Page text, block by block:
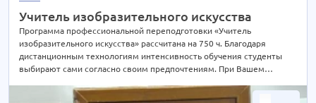
Учитель изобразительного искусства
Программа профессиональной переподготовки «Учитель
изобразительного искусства» рассчитана на 750 ч. Благодаря
дистанционным технологиям интенсивность обучения студенты
выбирают сами согласно своим предпочтениям. При Вашем
2 РАЗА! Подробности уточняйте по телефону на сайте или отправьте